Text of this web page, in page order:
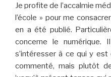
Je profite de l’accalmie
l’école » pour me
en a été publié.
concerne le
s’intéresser à ce qui y
commenté, mais plutôt